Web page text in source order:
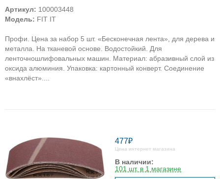
Артикул: 100003448
Модель: FIT IT
Профи. Цена за набор 5 шт. «Бесконечная лента», для дерева и
металла. На тканевой основе. Водостойкий. Для
ленточношлифовальных машин. Материал: абразивный слой из
оксида алюминия. Упаковка: картонный конверт. Соединение
«внахлёст»....
477₽
Цена интернет магазина
В наличии:
101 шт. в 1 магазине